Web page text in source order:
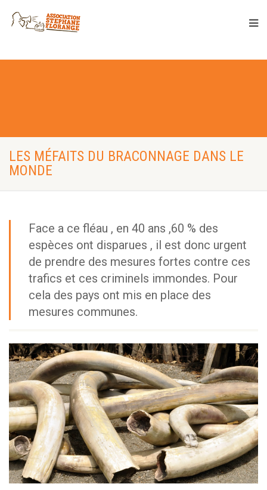
LES MÉFAITS DU BRACONNAGE DANS LE
MONDE
Face a ce fléau , en 40 ans ,60 % des
espèces ont disparues , il est donc urgent
de prendre des mesures fortes contre ces
trafics et ces criminels immondes. Pour
cela des pays ont mis en place des
mesures communes.